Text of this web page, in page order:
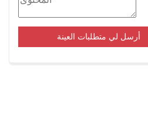
أرسل لي متطلبات العينة